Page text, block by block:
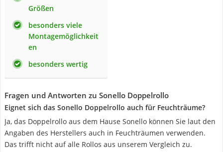
Größen
besonders viele
Montagemöglichkeit
en
besonders wertig
Fragen und Antworten zu Sonello Doppelrollo
Eignet sich das Sonello Doppelrollo auch für Feuchträume?
Ja, das Doppelrollo aus dem Hause Sonello können Sie laut den
Angaben des Herstellers auch in Feuchträumen verwenden.
Das trifft nicht auf alle Rollos aus unserem Vergleich zu.